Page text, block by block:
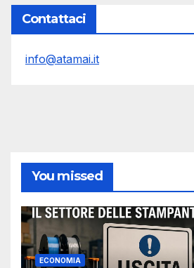
Contattaci
info@atamai.it
You missed
ECONOMIA